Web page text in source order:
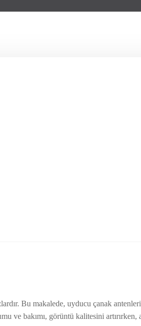
Bu makalede, uyducu çanak
ve bakımı, görüntü kalitesini artırırken,